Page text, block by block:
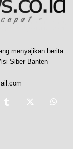
menyajikan berita
Siber Banten